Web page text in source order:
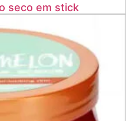
seco em stick